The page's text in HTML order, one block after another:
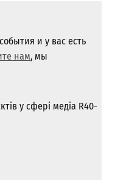
и у вас есть
нам, мы
у сфері медіа R40-